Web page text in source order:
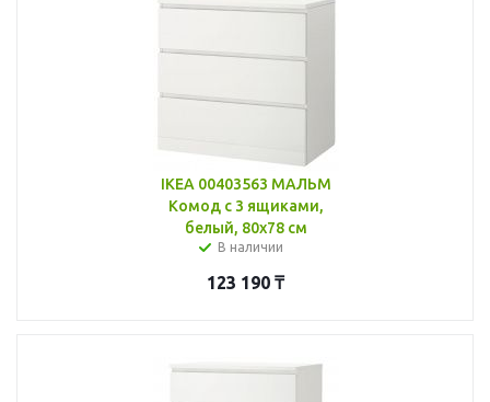
IKEA 00403563 МАЛЬМ
Комод с 3 ящиками,
белый, 80x78 см
В наличии
123 190 ₸